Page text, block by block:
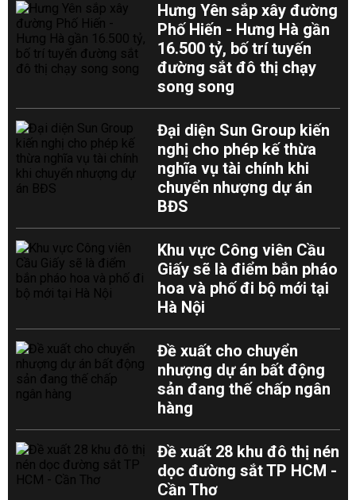
Hưng Yên sắp xây đường
Phố Hiến - Hưng Hà gần
16.500 tỷ, bố trí tuyến
đường sắt đô thị chạy
song song
Đại diện Sun Group kiến
nghị cho phép kế thừa
nghĩa vụ tài chính khi
chuyển nhượng dự án
BĐS
Khu vực Công viên Cầu
Giấy sẽ là điểm bắn pháo
hoa và phố đi bộ mới tại
Hà Nội
Đề xuất cho chuyển
nhượng dự án bất động
sản đang thế chấp ngân
hàng
Đề xuất 28 khu đô thị nén
dọc đường sắt TP HCM -
Cần Thơ